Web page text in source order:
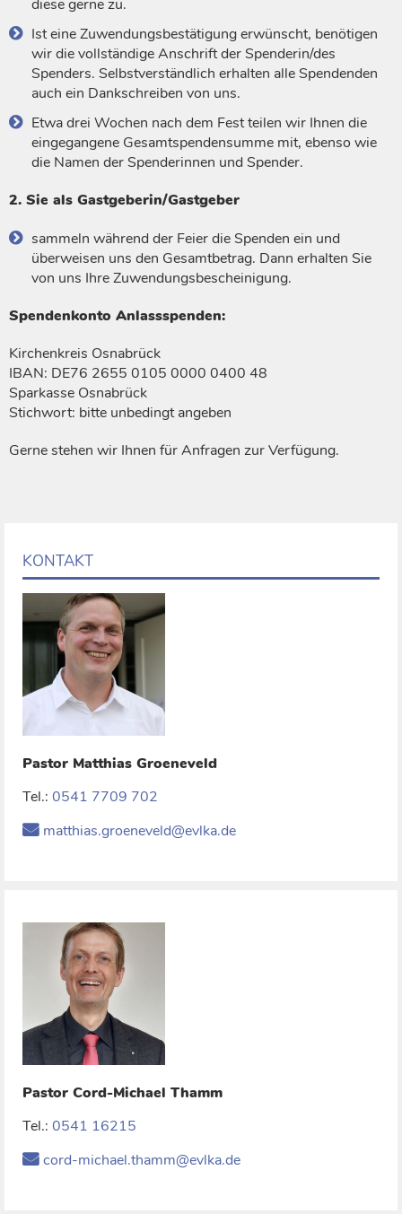
Ist eine Zuwendungsbestätigung erwünscht, benötigen
wir die vollständige Anschrift der Spenderin/des
Spenders. Selbstverständlich erhalten alle Spendenden
auch ein Dankschreiben von uns.
Etwa drei Wochen nach dem Fest teilen wir Ihnen die
eingegangene Gesamtspendensumme mit, ebenso wie
die Namen der Spenderinnen und Spender.
2. Sie als Gastgeberin/Gastgeber
sammeln während der Feier die Spenden ein und
überweisen uns den Gesamtbetrag. Dann erhalten Sie
von uns Ihre Zuwendungsbescheinigung.
Spendenkonto Anlassspenden:
Kirchenkreis Osnabrück
IBAN: DE76 2655 0105 0000 0400 48
Sparkasse Osnabrück
Stichwort: bitte unbedingt angeben
Gerne stehen wir Ihnen für Anfragen zur Verfügung.
KONTAKT
Pastor Matthias Groeneveld
Tel.: 0541 7709 702
matthias.groeneveld@evlka.de
Pastor Cord-Michael Thamm
Tel.: 0541 16215
cord-michael.thamm@evlka.de